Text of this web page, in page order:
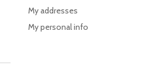
My addresses
My personal info